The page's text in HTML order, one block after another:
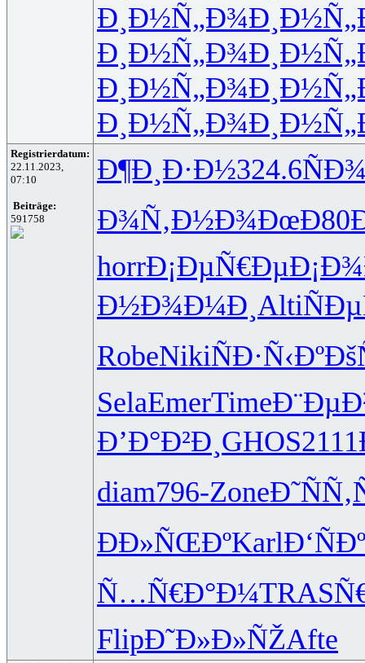
Ð¸Ð½Ñ„Ð¾
Ð¸Ð½Ñ„Ð¾
Ð¸Ð½Ñ„Ð¾
Ð¸Ð½Ñ„Ð¾
Registrierdatum:
22.11.2023,
07:10
Beiträge:
591758
Ð¶Ð¸Ð·Ð½324.6
Ð¾Ñ‚Ð½Ð¾ÐœÐ80
horrÐ¡ÐµÑ€Ðµ
Ð½Ð¾Ð¼Ð¸ Alti
RobeNikiÑÐ·Ñ‹Ðº
SelaEmerTime
Ð’Ð°Ð²Ð¸ GHOS2111
diam796-Zone
Ð­Ð»ÑŒÐºKarl
Ñ…Ñ€Ð°Ð¼TRAS
FlipÐ˜Ð»Ð»ÑŽAfte